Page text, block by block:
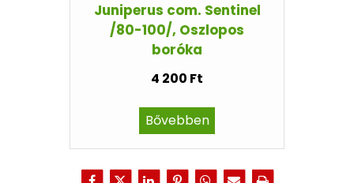
Juniperus com. Sentinel
/80-100/, Oszlopos
boróka
4 200 Ft
Bővebben